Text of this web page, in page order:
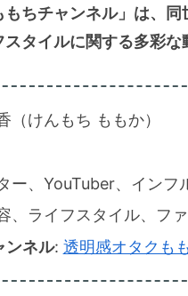
もちチャンネル」は、
スタイルに関する多彩
（けんもち ももか）
ー、YouTuber、インフ
、ライフスタイル、フ
ンネル: 透明感オタクも